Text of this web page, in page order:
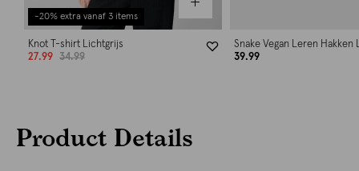
-20% extra vanaf 3 items
Knot T-shirt Lichtgrijs
27.99
34.99
Snake Vegan Leren Hakken
39.99
Product Details